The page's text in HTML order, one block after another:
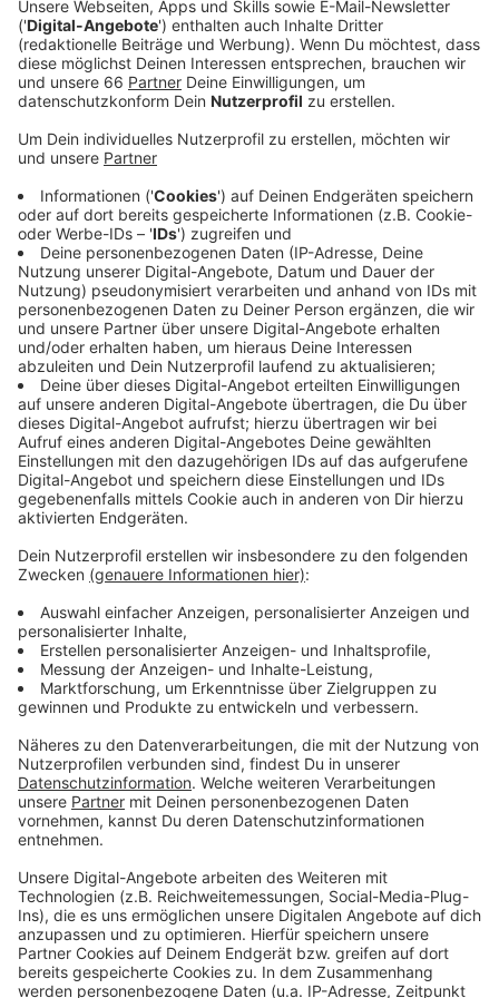
Anzeige
Deutschland, den Niederlanden und Belgien, die sich
haben. Der DFB hatte zuletzt neben unserer Stadt
auch Dortmund, Duisburg, und Köln als
Kandidatenstädte benannt. Sollte die südafrikanische
Bewerbung erfolgreich sein, wäre es die erste Fußball-
Weltmeisterschaft der Frauen auf dem afrikanischen
Kontinent. Südafrika war 2010 bereits das erste
afrikanische Land, das eine Männer-Weltmeisterschaft
ausgerichtet hat. Zuletzt machte die südafrikanische
Frauen-Nationalmannschaft mit mehreren Erfolgen auf
sich aufmerksam. 2019 nahm das Team zum ersten
Mal an einer Weltmeisterschaft teil. In diesem Jahr
gewann das Team die Afrikameisterschaft.
Anzeige
Weitere Infos und Links zum Thema:
Anzeige
Düsseldorf will Austragungsort für Frauen-
Fußball-WM 2027 werden
Düsseldorf bleibt im Rennen um Frauen Fußball-
WM
Infos der UEFA zur Frauen-WM
Anzeige